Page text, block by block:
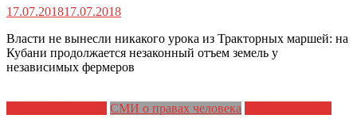
17.07.201817.07.2018
Власти не вынесли никакого урока из Тракторных маршей: на
Кубани продолжается незаконный отъем земель у
независимых фермеров
СМИ о правах человека